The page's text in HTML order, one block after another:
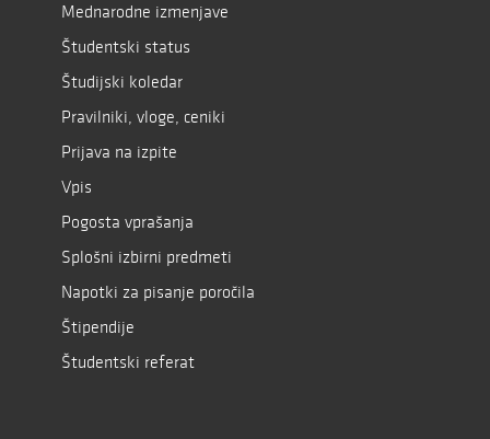
Mednarodne izmenjave
Študentski status
Študijski koledar
Pravilniki, vloge, ceniki
Prijava na izpite
Vpis
Pogosta vprašanja
Splošni izbirni predmeti
Napotki za pisanje poročila
Štipendije
Študentski referat